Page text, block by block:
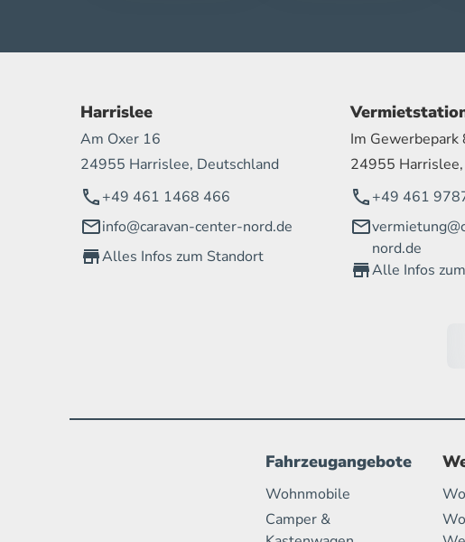
Harrislee
Am Oxer 16
24955 Harrislee, Deutschland
+49 461 1468 466
info@caravan-center-nord.de
Alles Infos zum Standort
Im Gewerbepark
24955
+49 461
nord.de
Alle Infos
Fahrzeugangebote
Wohnmobile
Camper &